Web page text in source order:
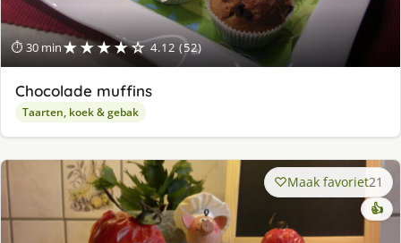
⏱ 30 min★★★★☆ 4.12 (52)
Chocolade muffins
Taarten, koek & gebak
Maak favoriet21
👍